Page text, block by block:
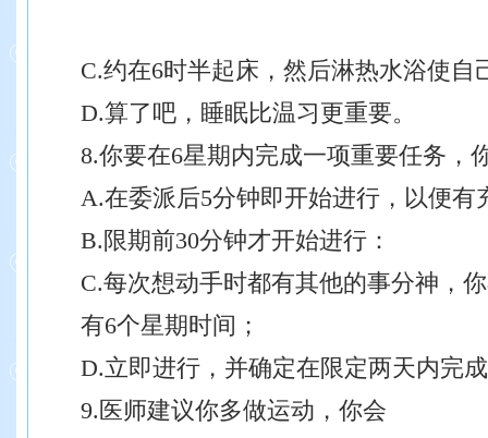
C.约在6时半起床，然后淋热水浴使自
D.算了吧，睡眠比温习更重要。
8.你要在6星期内完成一项重要任务，
A.在委派后5分钟即开始进行，以便有
B.限期前30分钟才开始进行：
C.每次想动手时都有其他的事分神，
有6个星期时间；
D.立即进行，并确定在限定两天内完
9.医师建议你多做运动，你会